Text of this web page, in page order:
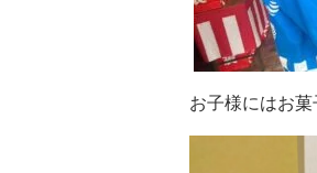
お子様にはお